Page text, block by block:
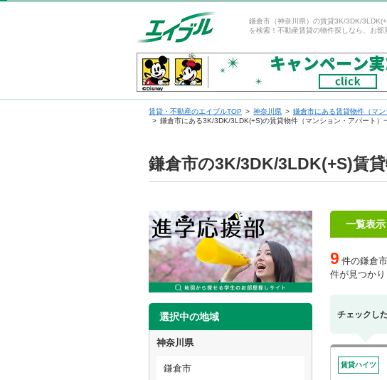
鎌倉市（神奈川県）の賃貸3K/3DK/
を検索！不動産賃貸の物件探しなら、お部
賃貸・不動産のエイブルTOP 神奈川県
鎌倉市にある賃貸物件（マ
鎌倉市にある3K/3DK/3LDK(+S)の賃貸物件（マンション・アパート）
鎌倉市の3K/3DK/3LDK(+S)賃
選択中の地域
神奈川県
鎌倉市
一覧表示
9 件の鎌倉
件が見つか
チェックし
賃貸ハイツ